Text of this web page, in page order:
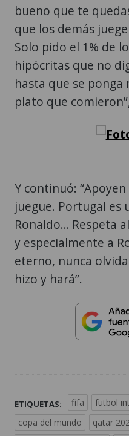
bueno que te
que los demás
Solo pido el 1% de
hipócritas que no
hasta que se ponga
plato que
Y continuó:
juegue. Portugal es
Ronaldo… Respeta
y especialmente a
eterno, nunca
hizo y hará”.
ETIQUETAS: fifa futbol
copa del mundo
qatar